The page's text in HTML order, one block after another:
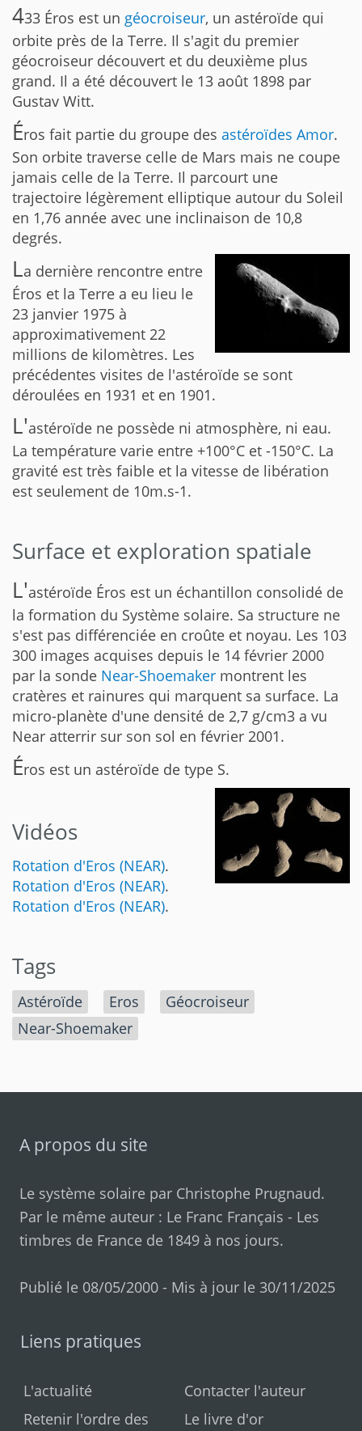
433 Éros est un géocroiseur, un astéroïde qui
orbite près de la Terre. Il s'agit du premier
géocroiseur découvert et du deuxième plus
grand. Il a été découvert le 13 août 1898 par
Gustav Witt.
Éros fait partie du groupe des astéroïdes Amor.
Son orbite traverse celle de Mars mais ne coupe
jamais celle de la Terre. Il parcourt une
trajectoire légèrement elliptique autour du Soleil
en 1,76 année avec une inclinaison de 10,8
degrés.
La dernière rencontre entre
Éros et la Terre a eu lieu le
23 janvier 1975 à
approximativement 22
millions de kilomètres. Les
précédentes visites de l'astéroïde se sont
déroulées en 1931 et en 1901.
L'astéroïde ne possède ni atmosphère, ni eau.
La température varie entre +100°C et -150°C. La
gravité est très faible et la vitesse de libération
est seulement de 10m.s-1.
Surface et exploration spatiale
L'astéroïde Éros est un échantillon consolidé de
la formation du Système solaire. Sa structure ne
s'est pas différenciée en croûte et noyau. Les 103
300 images acquises depuis le 14 février 2000
par la sonde Near-Shoemaker montrent les
cratères et rainures qui marquent sa surface. La
micro-planète d'une densité de 2,7 g/cm3 a vu
Near atterrir sur son sol en février 2001.
Éros est un astéroïde de type S.
Vidéos
Rotation d'Eros (NEAR).
Rotation d'Eros (NEAR).
Rotation d'Eros (NEAR).
Tags
Astéroïde Eros
Géocroiseur
Near-Shoemaker
A propos du site
Le système solaire par Christophe Prugnaud.
Par le même auteur : Le Franc Français - Les
timbres de France de 1849 à nos jours.
Publié le 08/05/2000 - Mis à jour le 30/11/2025
Liens pratiques
L'actualité
Retenir l'ordre des
Contacter l'auteur
Le livre d'or